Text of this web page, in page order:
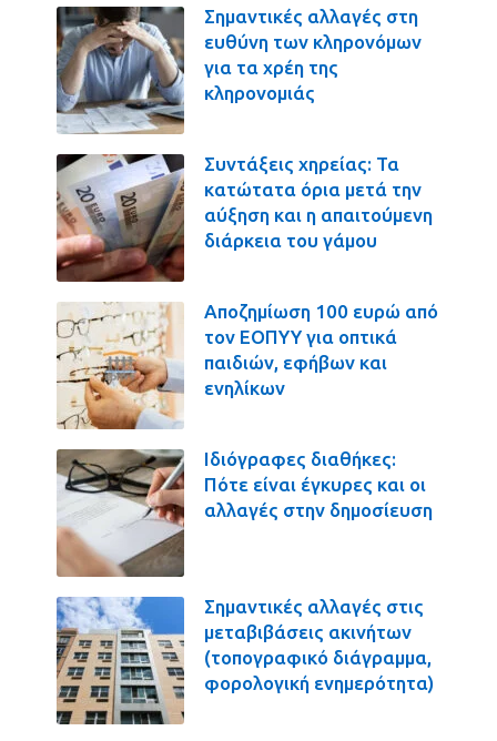
Σημαντικές αλλαγές στη
ευθύνη των κληρονόμων
για τα χρέη της
κληρονομιάς
Συντάξεις χηρείας: Τα
κατώτατα όρια μετά την
αύξηση και η απαιτούμενη
διάρκεια του γάμου
Αποζημίωση 100 ευρώ από
τον ΕΟΠΥΥ για οπτικά
παιδιών, εφήβων και
ενηλίκων
Ιδιόγραφες διαθήκες:
Πότε είναι έγκυρες και οι
αλλαγές στην δημοσίευση
Σημαντικές αλλαγές στις
μεταβιβάσεις ακινήτων
(τοπογραφικό διάγραμμα,
φορολογική ενημερότητα)